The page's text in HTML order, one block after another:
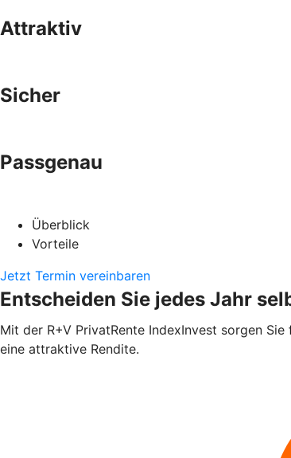
Attraktiv
Sicher
Passgenau
Überblick
Vorteile
Jetzt Termin vereinbaren
Entscheiden Sie jedes Jahr
Mit der R+V PrivatRente IndexInvest sorgen
eine attraktive Rendite.